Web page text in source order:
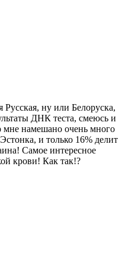
ну или Белоруска,
ДНК теста, смеюсь и
мне намешано очень много
и только 16% делит
Самое интересное
крови! Как так!?